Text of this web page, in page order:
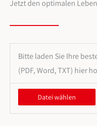
Jetzt den optimalen
Bitte laden Sie Ihre
(PDF, Word, TXT) hier